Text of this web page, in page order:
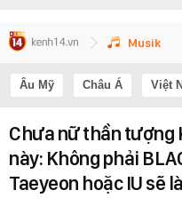
Musik
Âu Mỹ Châu Á Việt
Chưa nữ thần tượng
này: Không phải
Taeyeon hoặc IU sẽ